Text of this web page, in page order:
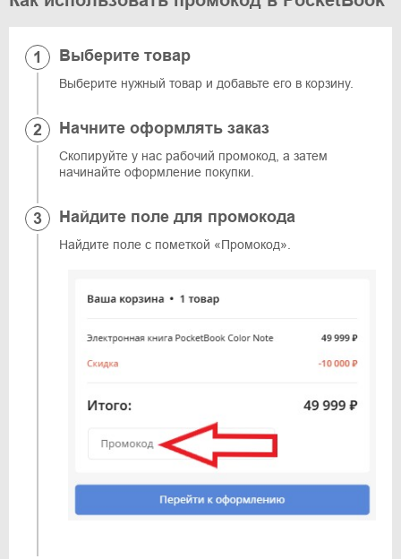
Выберите товар
Выберите нужный товар и добавьте его в корзину.
Начните оформлять заказ
Скопируйте у нас рабочий промокод, а затем
начинайте оформление покупки.
Найдите поле для промокода
Найдите поле с пометкой «Промокод».